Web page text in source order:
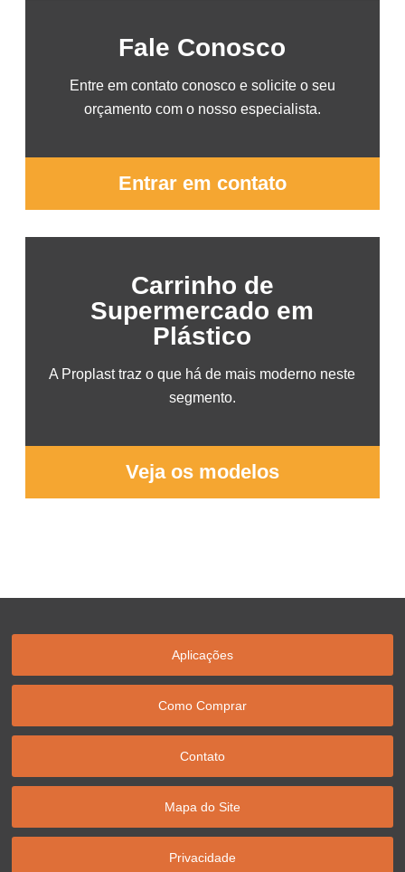
Fale Conosco
Entre em contato conosco e solicite o seu
orçamento com o nosso especialista.
Entrar em contato
Carrinho de
Supermercado em
Plástico
A Proplast traz o que há de mais moderno neste
segmento.
Veja os modelos
Aplicações
Como Comprar
Contato
Mapa do Site
Privacidade